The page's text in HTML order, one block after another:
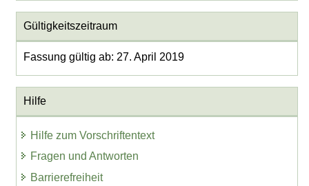
Gültigkeitszeitraum
Fassung gültig ab: 27. April 2019
Hilfe
Hilfe zum Vorschriftentext
Fragen und Antworten
Barrierefreiheit